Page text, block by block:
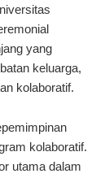
yang
keluarga,
kolaboratif.
kolaboratif.
utama dalam